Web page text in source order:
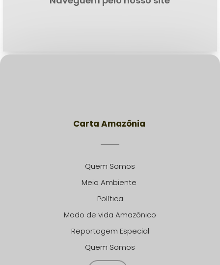
Carta Amazônia
Quem Somos
Meio Ambiente
Política
Modo de vida Amazônico
Reportagem Especial
Quem Somos